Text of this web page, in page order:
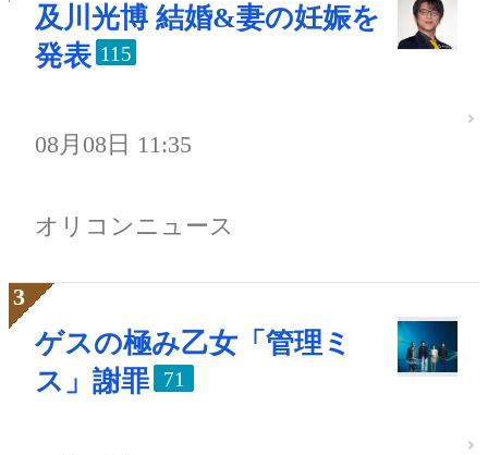
及川光博 結婚&妻の妊娠を
発表 115
08月08日 11:35
オリコンニュース
ゲスの極み乙女「管理ミ
ス」謝罪
71